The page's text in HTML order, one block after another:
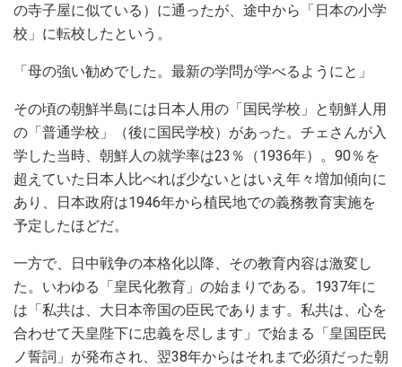
の寺子屋に似ている）に通ったが、途中から「日本の小学
校」に転校したという。
「母の強い勧めでした。最新の学問が学べるようにと」
その頃の朝鮮半島には日本人用の「国民学校」と朝鮮人用
の「普通学校」（後に国民学校）があった。チェさんが入
学した当時、朝鮮人の就学率は23％（1936年）。90％を
超えていた日本人比べれば少ないとはいえ年々増加傾向に
あり、日本政府は1946年から植民地での義務教育実施を
予定したほどだ。
一方で、日中戦争の本格化以降、その教育内容は激変し
た。いわゆる「皇民化教育」の始まりである。1937年に
は「私共は、大日本帝国の臣民であります。私共は、心を
合わせて天皇陛下に忠義を尽します」で始まる「皇国臣民
ノ誓詞」が発布され、翌38年からはそれまで必須だった朝